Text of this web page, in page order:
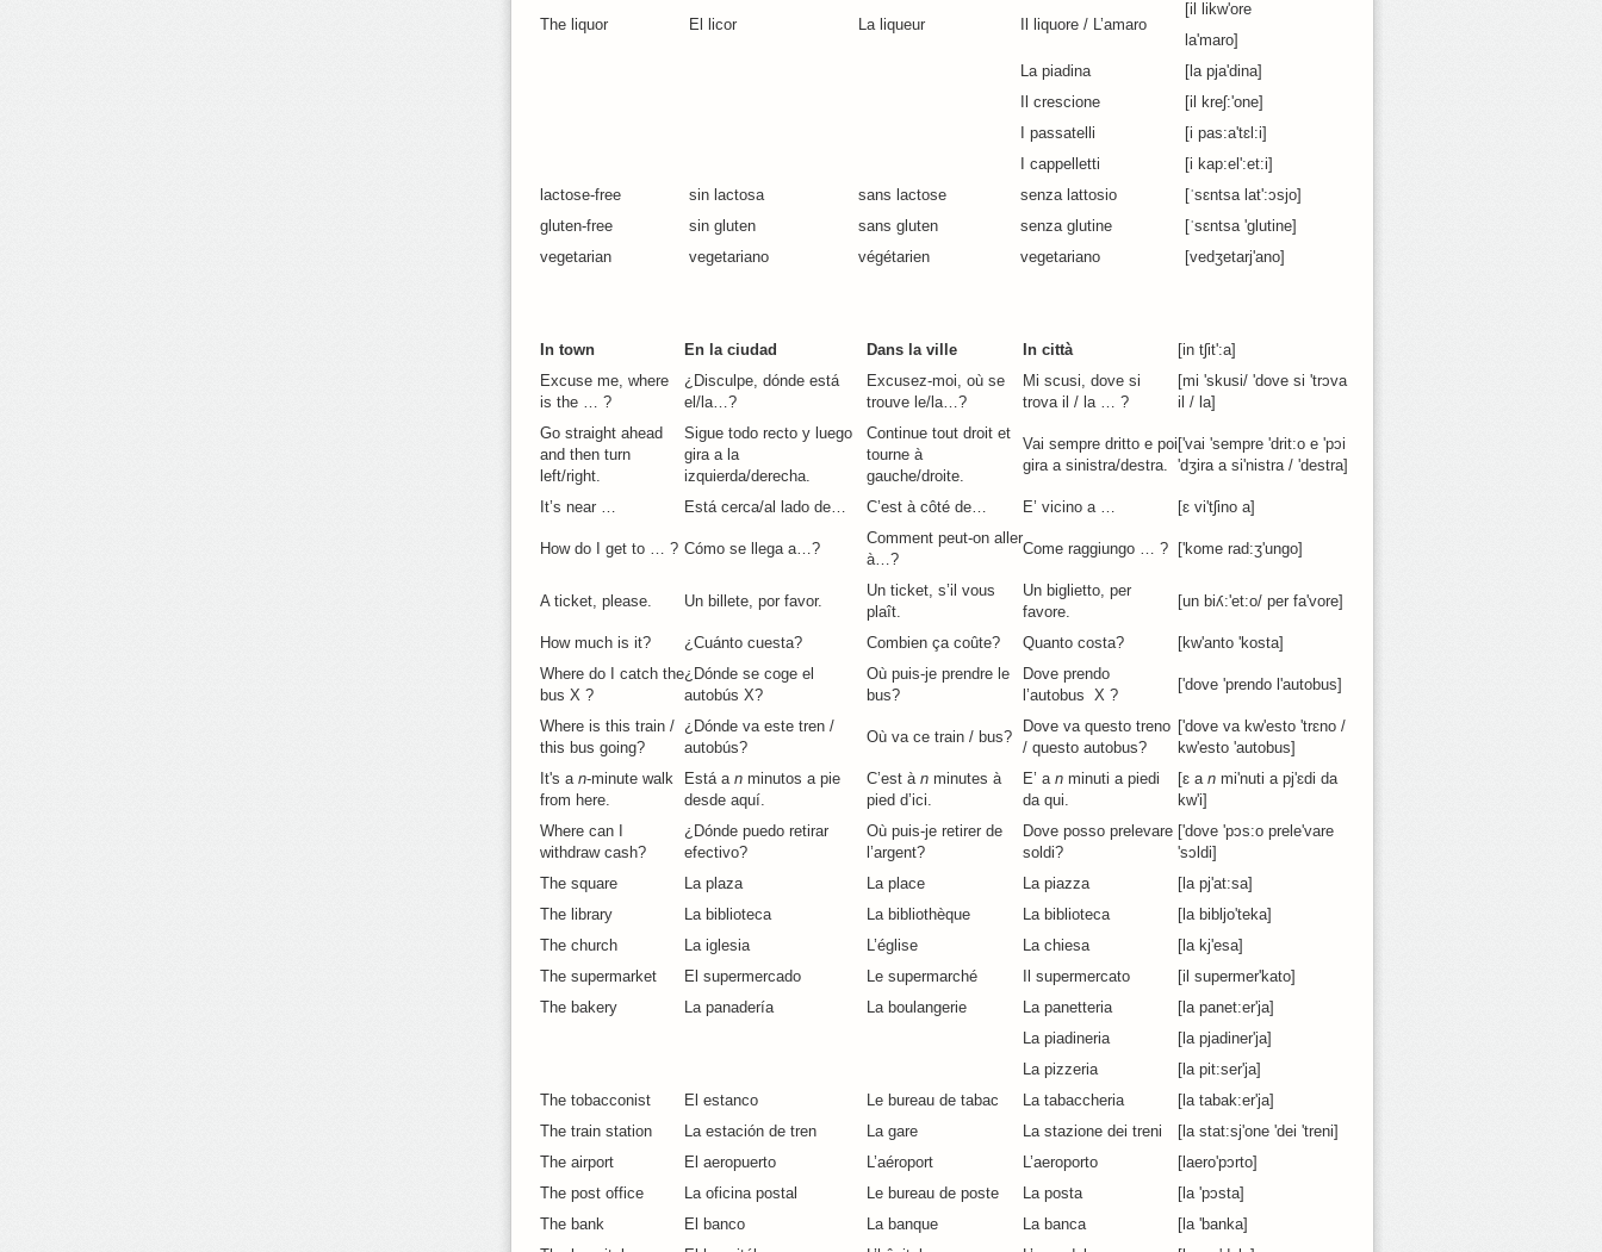
The liquor El licor La liqueur Il liquore / L’amaro
[il likw'ore
la'maro]
La piadina
[la pja'dina]
Il crescione
[il kreʃ:'one]
I passatelli
[i pas:a'tɛl:i]
I cappelletti
[i kap:el':et:i]
lactose-free
sin lactosa sans lactose senza lattosio
[ˈsɛntsa lat':ɔsjo]
gluten-free
sin gluten sans gluten senza glutine
[ˈsɛntsa 'glutine]
vegetarian
vegetariano végétarien vegetariano [vedʒetarj'ano]
In town En la ciudad Dans la ville In città
[in tʃit':a]
Excuse me, where
is the … ?
¿Disculpe, dónde está
el/la…?
Excusez-moi, où se
trouve le/la…?
Mi scusi, dove si
trova il / la … ?
[mi 'skusi/ 'dove si 'trɔva
il / la]
Go straight ahead
and then turn
left/right.
Sigue todo recto y luego
gira a la
izquierda/derecha.
Continue tout droit et
tourne à
gauche/droite.
Vai sempre dritto e poi
gira a sinistra/destra.
['vai 'sempre 'drit:o e 'pɔi
'dʒira a si'nistra / 'destra]
It’s near … Está cerca/al lado de… C’est à côté de… E’ vicino a … [ɛ vi'tʃino a]
How do I get to … ? Cómo se llega a…?
Comment peut-on aller
à…?
Come raggiungo … ? ['kome rad:ʒ'ungo]
A ticket, please. Un billete, por favor.
Un ticket, s’il vous
plaît.
Un biglietto, per
favore.
[un biʎ:'et:o/ per fa'vore]
How much is it? ¿Cuánto cuesta? Combien ça coûte? Quanto costa?
[kw'anto 'kosta]
Where do I catch the
bus X ?
¿Dónde se coge el
autobús X?
Où puis-je prendre le
bus?
Dove prendo
l’autobus X ?
['dove 'prendo l'autobus]
Where is this train /
this bus going?
¿Dónde va este tren /
autobús?
Où va ce train / bus?
Dove va questo treno
/ questo autobus?
['dove va kw'esto 'trɛno /
kw'esto 'autobus]
It's an-minute walk
from here.
Está anminutos a pie
desde aquí.
C’est àn minutes à
pied d’ici.
E’ an minuti a piedi
da qui.
[ɛ an mi'nuti a pj'ɛdi da
kw'i]
Where can I
withdraw cash?
¿Dónde puedo retirar
efectivo?
Où puis-je retirer de
l’argent?
Dove posso prelevare
soldi?
['dove 'pɔs:o prele'vare
'sɔldi]
The square
La plaza La place La piazza
[la pj'at:sa]
The library
La biblioteca La bibliothèque La biblioteca
[la bibljo'teka]
The church
La iglesia L’église La chiesa
[la kj'esa]
The supermarket
El supermercado Le supermarché Il supermercato
[il supermer'kato]
The bakery
La panadería La boulangerie La panetteria
[la panet:er'ja]
La piadineria
[la pjadiner'ja]
La pizzeria
[la pit:ser'ja]
The tobacconist
El estanco Le bureau de tabac La tabaccheria
[la tabak:er'ja]
The train station
La estación de tren La gare La stazione dei treni
[la stat:sj'one 'dei 'treni]
The airport
El aeropuerto L’aéroport L’aeroporto
[laero'pɔrto]
The post office
La oficina postal Le bureau de poste La posta
[la 'pɔsta]
The bank
El banco La banque La banca
[la 'banka]